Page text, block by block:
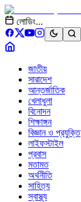
লোডিং...
জাতীয়
সারাদেশ
আন্তর্জাতিক
খেলাধুলা
বিনোদন
শিক্ষাঙ্গন
বিজ্ঞান ও প্রযুক্তি
লাইফস্টাইল
প্রবাস
মতামত
অর্থনীতি
সাহিত্য
স্বাস্থ্য